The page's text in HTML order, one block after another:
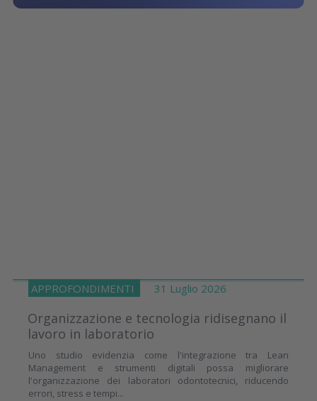
APPROFONDIMENTI 31 Luglio 2026
Organizzazione e tecnologia ridisegnano il
lavoro in laboratorio
Uno studio evidenzia come l'integrazione tra Lean
Management e strumenti digitali possa migliorare
l'organizzazione dei laboratori odontotecnici, riducendo
errori, stress e tempi...